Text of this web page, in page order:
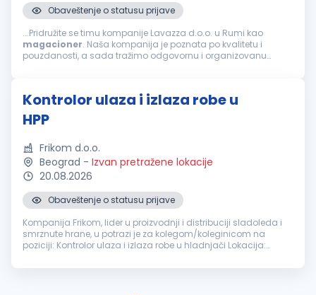
Obaveštenje o statusu prijave
...Pridružite se timu kompanije Lavazza d.o.o. u Rumi kao
magacioner. Naša kompanija je poznata po kvalitetu i
pouzdanosti, a sada tražimo odgovornu i organizovanu
Kontrolor ulaza i izlaza robe u
HPP
Frikom d.o.o.
Beograd - Izvan pretražene lokacije
20.08.2026
Obaveštenje o statusu prijave
Kompanija Frikom, lider u proizvodnji i distribuciji sladoleda i
smrznute hrane, u potrazi je za kolegom/koleginicom na
poziciji: Kontrolor ulaza i izlaza robe u hladnjači Lokacija:
hladnjači; izdava...